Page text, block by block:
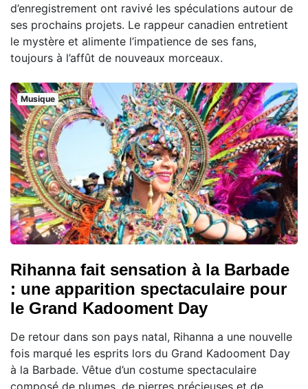
d’enregistrement ont ravivé les spéculations autour de
ses prochains projets. Le rappeur canadien entretient
le mystère et alimente l’impatience de ses fans,
toujours à l’affût de nouveaux morceaux.
Musique
Rihanna fait sensation à la Barbade
: une apparition spectaculaire pour
le Grand Kadooment Day
De retour dans son pays natal, Rihanna a une nouvelle
fois marqué les esprits lors du Grand Kadooment Day
à la Barbade. Vêtue d’un costume spectaculaire